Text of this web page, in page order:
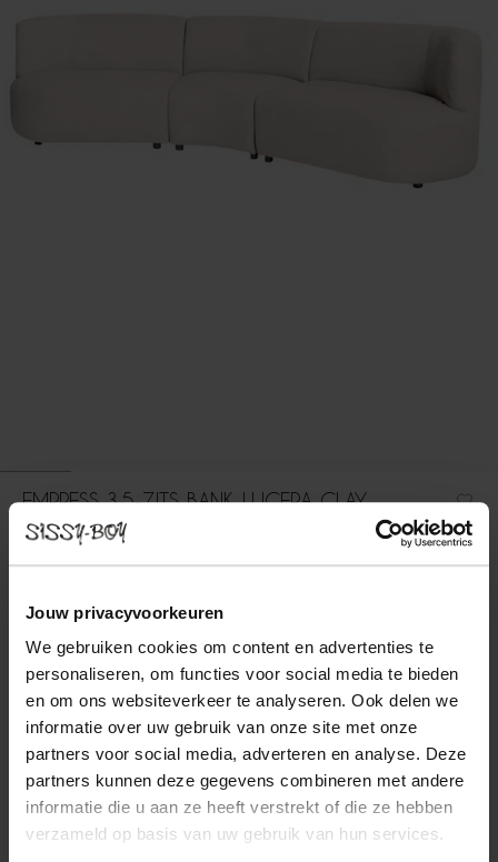
Jouw privacyvoorkeuren
We gebruiken cookies om content en advertenties te
personaliseren, om functies voor social media te bieden
en om ons websiteverkeer te analyseren. Ook delen we
informatie over uw gebruik van onze site met onze
partners voor social media, adverteren en analyse. Deze
partners kunnen deze gegevens combineren met andere
informatie die u aan ze heeft verstrekt of die ze hebben
verzameld op basis van uw gebruik van hun services.
EMPRESS 3,5-ZITS BANK LUCERA CLAY
strakke lijnen gecombineerd met zachte rondingen zorgen voor
een perfecte balans tussen eigentijds en vintage. De poten zijn
Lees meer
3.5-zits (1x) + opties
2 Stof: Lucera Clay 84 + kleuropties